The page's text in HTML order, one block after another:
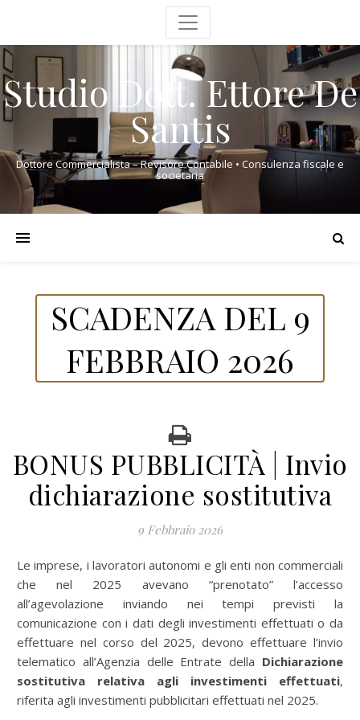
Studio Dott. Ettore De
Santis
Dottore Commercialista – Revisore Contabile • Consulenza fiscale e
societaria
SCADENZA DEL 9
FEBBRAIO 2026
BONUS PUBBLICITÀ | Invio
dichiarazione sostitutiva
9 Febbraio 2026
Le imprese, i lavoratori autonomi e gli enti non commerciali
che nel 2025 avevano “prenotato” l’accesso
all’agevolazione inviando nei tempi previsti la
comunicazione con i dati degli investimenti effettuati o da
effettuare nel corso del 2025, devono effettuare l’invio
telematico all’Agenzia delle Entrate della Dichiarazione
sostitutiva relativa agli investimenti effettuati,
riferita agli investimenti pubblicitari effettuati nel 2025.